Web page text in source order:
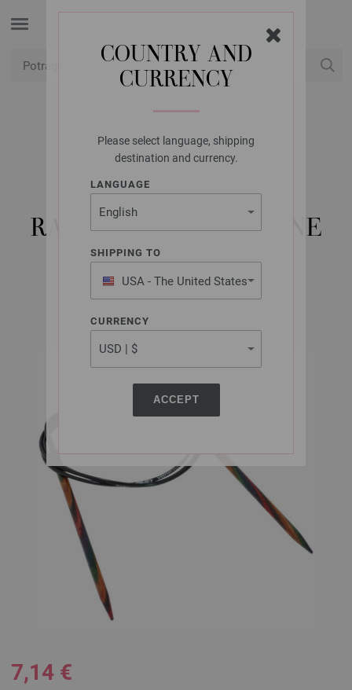
COUNTRY AND
CURRENCY
Please select language, shipping
destination and currency.
LANGUAGE
SHIPPING TO
USA - The United States
of America
CURRENCY
ACCEPT
LANA GROSSA
KRUŽNE IGLE ZA
PLETENJE, DRVO,
RAZNOBOJNO. VELIČINE
4,0/100 CM
7,14 €